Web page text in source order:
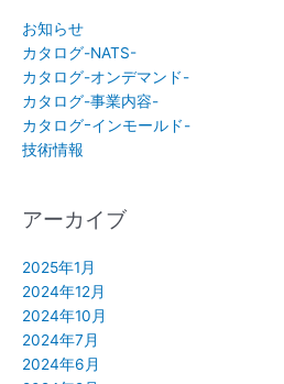
お知らせ
カタログ-NATS-
カタログ-オンデマンド-
カタログ-事業内容-
カタログｰインモールド-
技術情報
アーカイブ
2025年1月
2024年12月
2024年10月
2024年7月
2024年6月